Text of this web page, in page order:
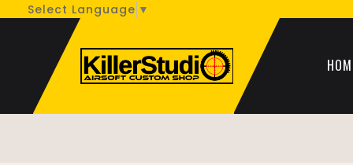
Select Language ▼